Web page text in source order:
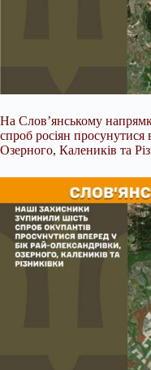
На Слов’янському
спроб росіян
Озерного, Калеників та